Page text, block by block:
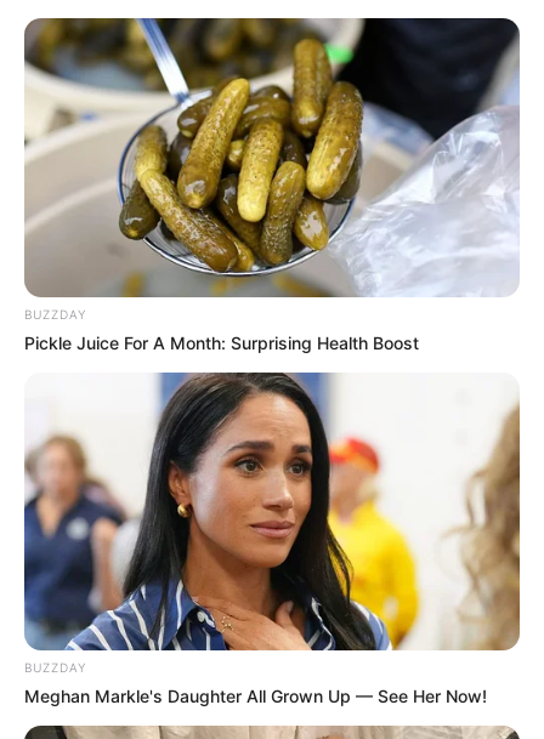
BUZZDAY
Pickle Juice For A Month: Surprising Health Boost
BUZZDAY
Meghan Markle's Daughter All Grown Up — See Her Now!